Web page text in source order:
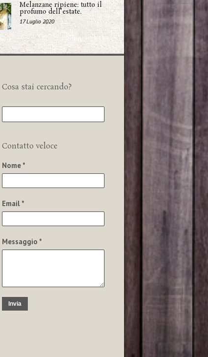
Melanzane ripiene: tutto il
profumo dell'estate.
17 Luglio 2020
Cosa stai cercando?
Contatto veloce
Nome *
Email *
Messaggio *
Invia